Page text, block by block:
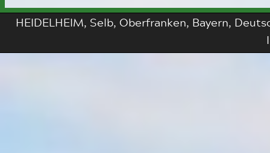
HEIDELHEIM, Selb, Oberfranken, Bayern,